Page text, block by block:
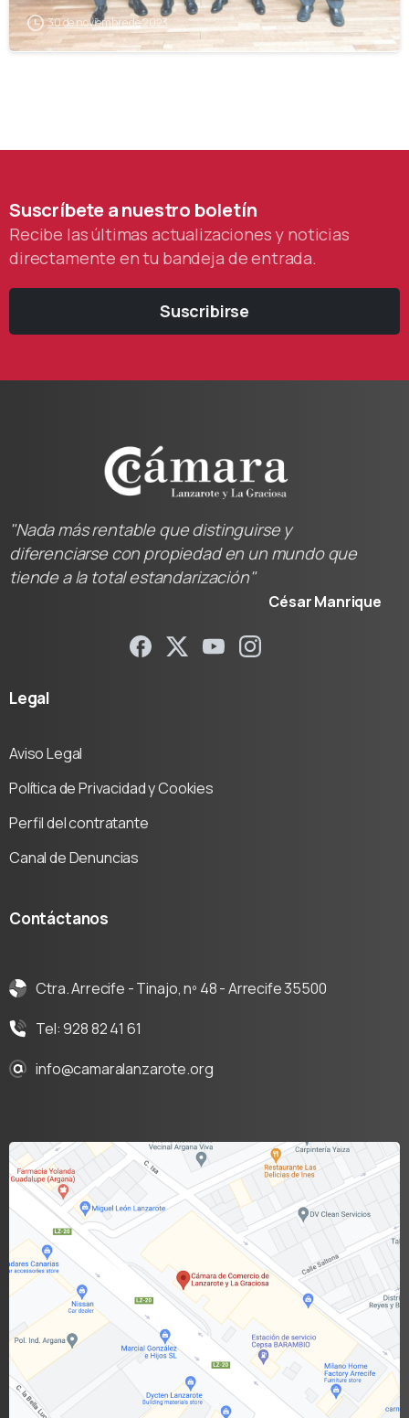
30 de noviembre de 2023
Suscríbeteanuestro boletín
Recibe las últimas actualizaciones y noticias
directamente en tu bandeja de entrada.
Suscribirse
"Nada más rentable que distinguirse y
diferenciarse con propiedad en un mundo que
tiende a la total estandarización"
César Manrique
Legal
Aviso Legal
Política de Privacidad y Cookies
Perfil del contratante
Canal de Denuncias
Contáctanos
Ctra. Arrecife - Tinajo, nº 48 - Arrecife 35500
Tel: 928 82 41 61
info@camaralanzarote.org